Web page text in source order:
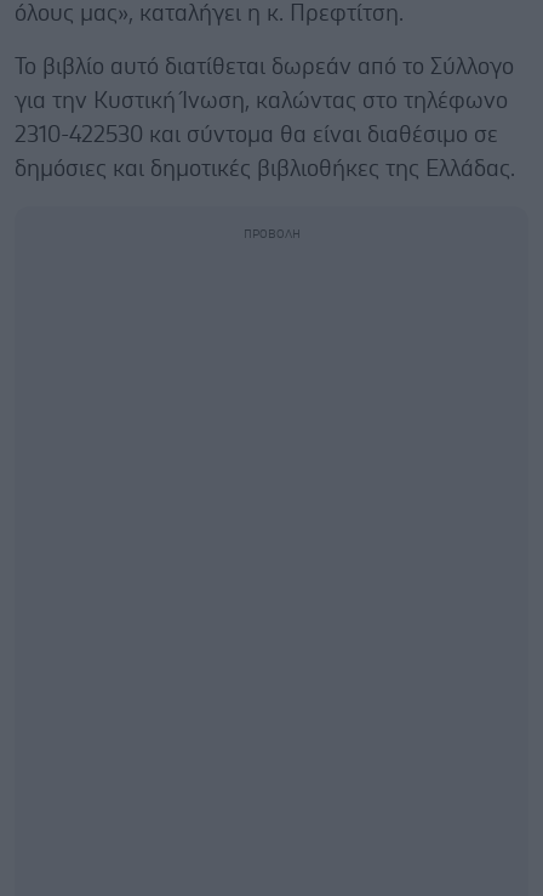
όλους μας», καταλήγει η κ. Πρεφτίτση.
Το βιβλίο αυτό διατίθεται δωρεάν από το Σύλλογο
για την Κυστική Ίνωση, καλώντας στο τηλέφωνο
2310-422530 και σύντομα θα είναι διαθέσιμο σε
δημόσιες και δημοτικές βιβλιοθήκες της Ελλάδας.